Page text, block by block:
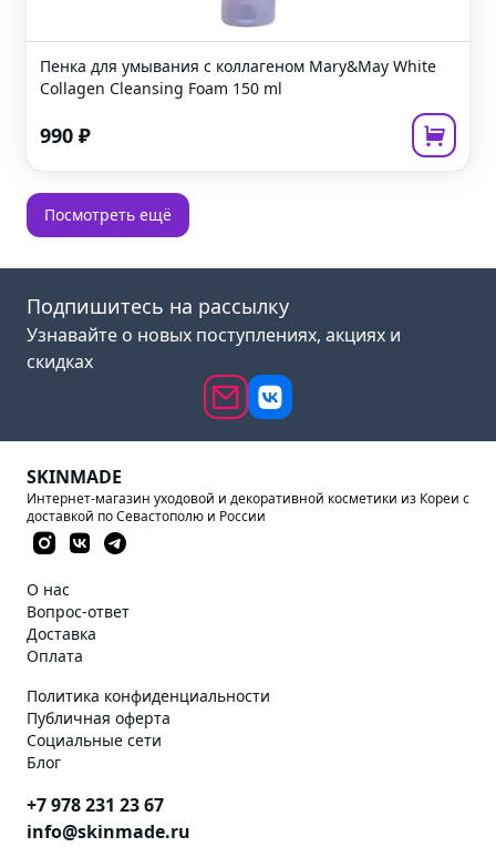
Пенка для умывания с коллагеном Mary&May White
Collagen Cleansing Foam 150 ml
990 ₽
Посмотреть ещё
Подпишитесь на рассылку
Узнавайте о новых поступлениях, акциях и
скидках
SKINMADE
Интернет-магазин уходовой и декоративной косметики из Кореи с
доставкой по Севастополю и России
О нас
Вопрос-ответ
Доставка
Оплата
Политика конфиденциальности
Публичная оферта
Социальные сети
Блог
+7 978 231 23 67
info@skinmade.ru